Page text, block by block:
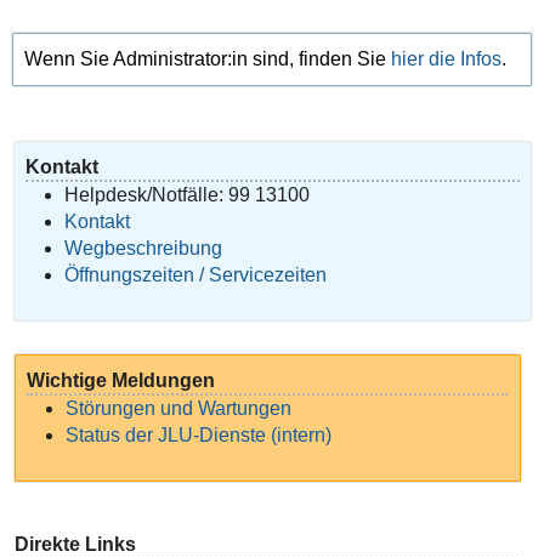
Wenn Sie Administrator:in sind, finden Sie hier die Infos.
Kontakt
Helpdesk/Notfälle: 99 13100
Kontakt
Wegbeschreibung
Öffnungszeiten / Servicezeiten
Wichtige Meldungen
Störungen und Wartungen
Status der JLU-Dienste (intern)
Direkte Links